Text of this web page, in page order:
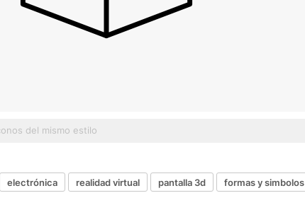
electrónica realidad virtual pantalla 3d formas y simbolos